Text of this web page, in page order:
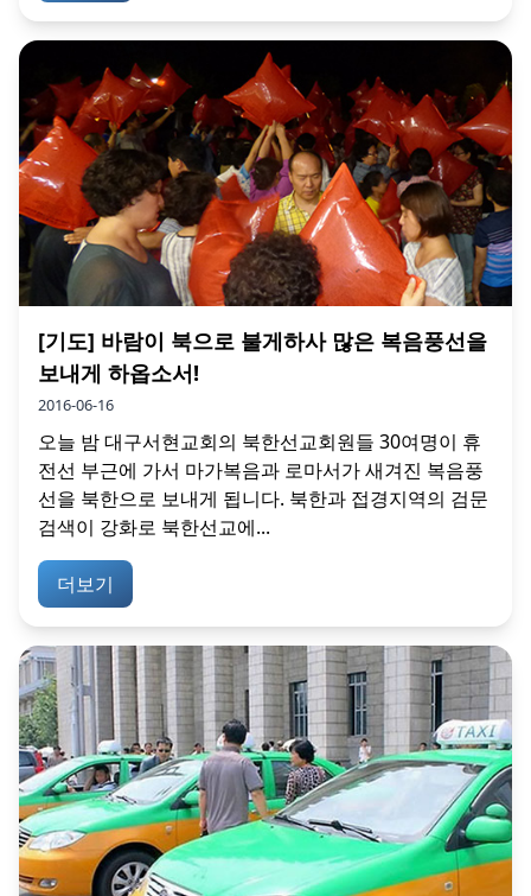
[기도] 바람이 북으로 불게하사 많은 복음풍선을
보내게 하옵소서!
2016-06-16
오늘 밤 대구서현교회의 북한선교회원들 30여명이 휴
전선 부근에 가서 마가복음과 로마서가 새겨진 복음풍
선을 북한으로 보내게 됩니다. 북한과 접경지역의 검문
검색이 강화로 북한선교에...
더보기